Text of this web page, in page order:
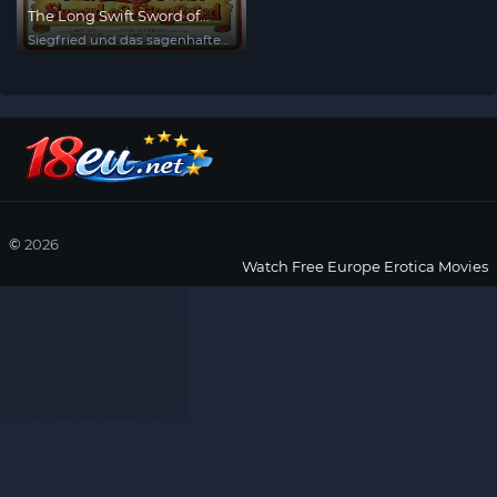
The Long Swift Sword of
Siegfried
Siegfried und das sagenhafte
© 2026
Watch Free Europe Erotica Movies